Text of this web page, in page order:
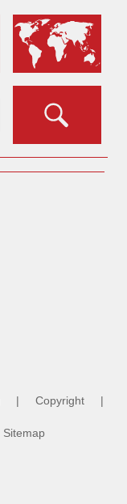
| Copyright |
Sitemap